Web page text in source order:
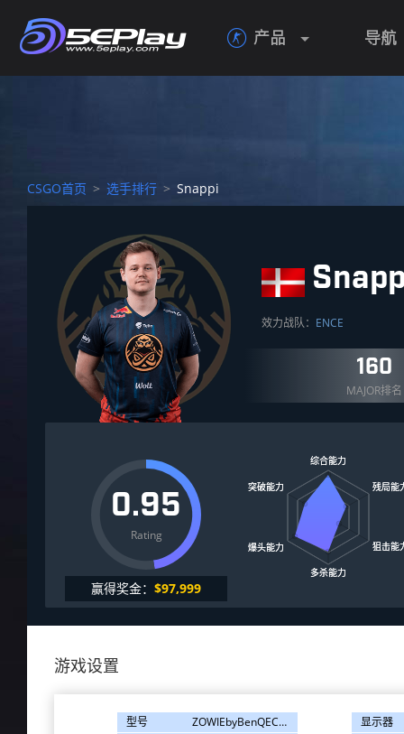
 产品 导航
CSGO首页 > 选手排行 > Snappi
效力战队： ENCE
160
MAJOR排名
0.95
Rating
赢得奖金： $97,999
游戏设置
型号
ZOWIEbyBenQEC2-A
显示器